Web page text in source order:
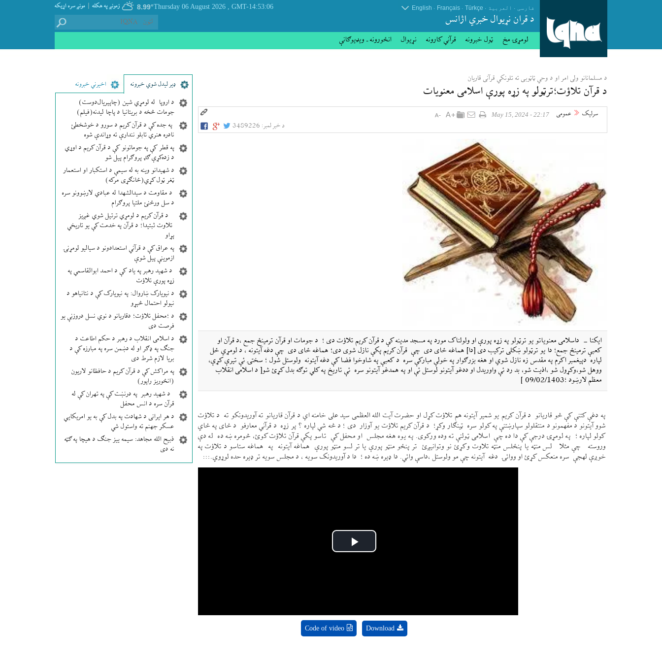
مونږ سره اړيکه | زمونږ په هکله 8.99° GMT-14:53:06
, Thursday 06 August 2026 فارسی . العربیة .
Türkçe
.
Français
.
English
د قران نړيوال خبري اژانس
لومړۍ مخ ټول خبرونه قرآني کارونه نړيوال انځورونه ـ ویډیوګانې
ډير لیدل شوي خبرونه اخیرني خبرونه
د اروپا له لومړي شین (چاپېریال‌دوست)
جومات څخه د بریتانیا د پاچا لیدنه(فیلم)
په جده کې د قرآن کریم د سورو د خوشخطئ
نادره هنري تابلو نندارې ته وړاندې شوه
په قطر کې په جوماتونو کې د قرآن کریم د اوړي
د زده‌کړې ګډ پروګرام پیل شو
د شهیدانو وینه به له سیمې د استکبار او استعمار
ټغر ټول کړي(ځانګړی مرکه)
د مقاومت د سیدالشهدا له عبادي لارښوونو سره
د سل ورځنئ ملتیا پروګرام
د قرآن کریم د لومړي ترتیل شوي غږیز
تلاوت ثبتیدا؛ د قرآن په خدمت کې یو تاریخي
پړاو
په عراق کې د قرآني استعدادونو د سیالیو لومړنۍ
ازموینې پیل شوې
د شهید رهبر په یاد کې د احمد ابوالقاسمي په
زړه پورې تلاؤت
د نیویارک ښاروال: په نیویارک کې د نتانیاهو د
نیولو احتمال څېړو
د ؛محفل تلاؤت؛ دقاریانو د نوي نسل دروزنې یو
فرصت دی
د اسلامی انقلاب د رهبر د حکم اطاعت د
جنګ په ډګر او له دښمن سره په مبارزه کې د
بریا لازم شرط دی
په مراکش کې د قرآن کریم د حافظانو لاریون
(انځوریز راپور)
د شهید رهبر په درنښت کې په تهران کې له
قرآن سره د انس محفل
د هر ایرانی د شهادت په بدل کې به یو امریکایي
عسکر جهنم ته واستول شي
ذبیح الله مجاهد: سیمه ییز جنګ د هیچا په ګټه
نه دی
د مسلمانانو ولی امر او د وحي ټاټوبی ته تلونکي قرآنی قاریان
د قرآن تلاؤت؛ترټولو په زړه پورې اسلامی معنویات
سرلیک عمومی 22:17 - May 15, 2024
د خبر لمبر: 3489226
ایکنا - داسلامی معنویاتو یو ترټولو په زړه پورې او ولولناک مورد په مسجد مدینه کې د قرآن کریم تلاؤت دی ؛ د جومات او قرآن ترمینځ جمع ،د قرآن او
کعبې ترمینځ جمع؛ دا یو ترټولو ښکلی ترکیب دی [دا] هماغه ځای دی چې قرآن کریم پکې نازل شوی دی؛ هماغه ځای دی چې دغه آیتونه ، د لومړي ځل
لپاره دپیغمبر اکرم په مقدس زه نازل شوي او هغه بزرګوار په خولې مبارکې سره د کعبې په شاوخوا فضا کې دغه آیتونه ولوستل شول ؛ سختۍ ئې تیرې کړې،
ووهل شو،وکړول شو ،اذیت شو، بد رد ئې واوریدل او ددغو آیتونو لوستل ئې او په همدغو آیتونو سره ئې تاریخ په کلي توګه بدل کړئ شو[ د اسلامی انقلاب
معظم لارښود ؛09/02/1403 ]
په دغې کتنې کې څو قاریانو د قرآن کریم یو شمیر آیتونه هم تلاؤت کړل او حضرت آیت الله العظمی سید علی خامنه اي د قرآن قاریانو ته آوریدونکو ته د تلاؤت
شوو آیتونو د مفهمونو د منتقلولو سپارښتنې په کولو سره ټينګار وکړ؛ د قرآن کریم تلاؤت یو آوزار دی ؛ د څه شي لپاره ؟ پر زړه د قرآني معارفو د ځای په ځاي
کولو لپاره ؛ په لومړۍ درجې کې دا ده چې اسلامی ټولنې ته وده ورکوی. په یوه هغه مجلس او محفل کې تاسو پکې قرآن تلاؤت کوئ، څومره ښه ده له دې
وروسته چې مثلا لس منټه یا پنځلس منټه تلاوت وکړئ نو وتوانیږئ تر پنځو منټو پورې یا تر لسو منټو پورې هماغه آیتونه په هماغه ستاسو د تلاؤت په
خوږې لهجې سره منعکس کړئ او ووائۍ دغه آیتونه چې مو ولوستل ،داسې وائي. دا ډیره ښه ده ؛ دا د آوریدونک سویه ، د مجلس سویه تر ډیره حده لوړوي.:::
Play
Code of video Download